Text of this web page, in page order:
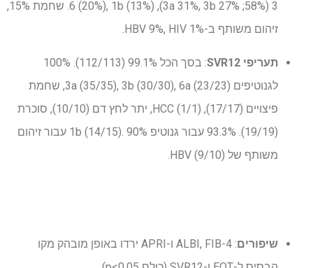
3 (58%; 3a 31%, 3b 27%), 6 (20%), 1b (13%). שחמת 15%,
זיהום משותף ב-HBV 9%, HIV 1%.
תעריפי SVR12
: בסך הכל 99.1% (112/113). 100%
לגנוטיפים 3a (35/35), 3b (30/30), 6a (23/23), שחמת
פיצויים (17/17), HCC (1/1), יתר לחץ דם (10/10), סוכרת
(19/19). 93.3% עבור גנוטיפ 1b (14/15). 90% עבור זיהום
משותף של HBV (9/10).
שיפורים
: ALBI, FIB-4 ו-APRI ירדו באופן מובהק מקו